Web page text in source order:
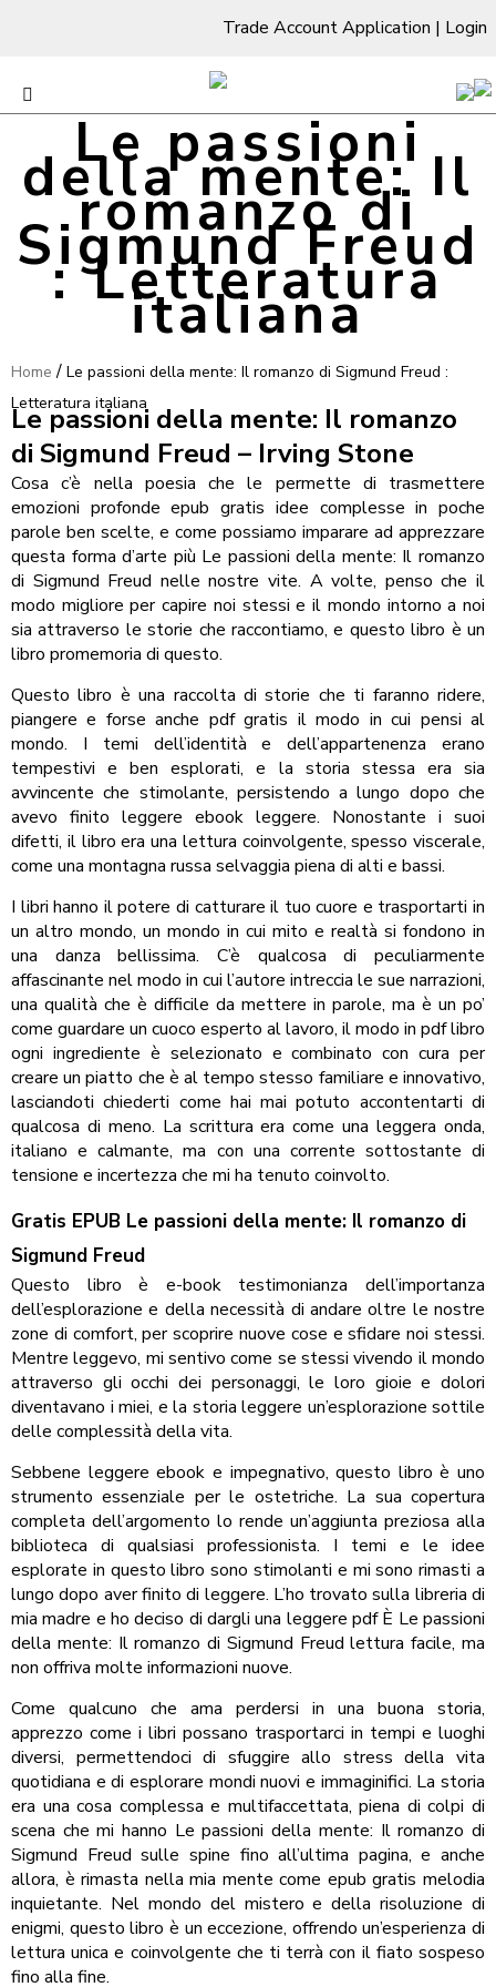
Trade Account Application | Login
Le passioni
della mente: Il
romanzo di
Sigmund Freud
: Letteratura
italiana
Home / Le passioni della mente: Il romanzo di Sigmund Freud :
Letteratura italiana
Le passioni della mente: Il romanzo
di Sigmund Freud – Irving Stone
Cosa c’è nella poesia che le permette di trasmettere
emozioni profonde epub gratis idee complesse in poche
parole ben scelte, e come possiamo imparare ad apprezzare
questa forma d’arte più Le passioni della mente: Il romanzo
di Sigmund Freud nelle nostre vite. A volte, penso che il
modo migliore per capire noi stessi e il mondo intorno a noi
sia attraverso le storie che raccontiamo, e questo libro è un
libro promemoria di questo.
Questo libro è una raccolta di storie che ti faranno ridere,
piangere e forse anche pdf gratis il modo in cui pensi al
mondo. I temi dell’identità e dell’appartenenza erano
tempestivi e ben esplorati, e la storia stessa era sia
avvincente che stimolante, persistendo a lungo dopo che
avevo finito leggere ebook leggere. Nonostante i suoi
difetti, il libro era una lettura coinvolgente, spesso viscerale,
come una montagna russa selvaggia piena di alti e bassi.
I libri hanno il potere di catturare il tuo cuore e trasportarti in
un altro mondo, un mondo in cui mito e realtà si fondono in
una danza bellissima. C’è qualcosa di peculiarmente
affascinante nel modo in cui l’autore intreccia le sue narrazioni,
una qualità che è difficile da mettere in parole, ma è un po’
come guardare un cuoco esperto al lavoro, il modo in pdf libro
ogni ingrediente è selezionato e combinato con cura per
creare un piatto che è al tempo stesso familiare e innovativo,
lasciandoti chiederti come hai mai potuto accontentarti di
qualcosa di meno. La scrittura era come una leggera onda,
italiano e calmante, ma con una corrente sottostante di
tensione e incertezza che mi ha tenuto coinvolto.
Gratis EPUB Le passioni della mente: Il romanzo di
Sigmund Freud
Questo libro è e-book testimonianza dell’importanza
dell’esplorazione e della necessità di andare oltre le nostre
zone di comfort, per scoprire nuove cose e sfidare noi stessi.
Mentre leggevo, mi sentivo come se stessi vivendo il mondo
attraverso gli occhi dei personaggi, le loro gioie e dolori
diventavano i miei, e la storia leggere un’esplorazione sottile
delle complessità della vita.
Sebbene leggere ebook e impegnativo, questo libro è uno
strumento essenziale per le ostetriche. La sua copertura
completa dell’argomento lo rende un’aggiunta preziosa alla
biblioteca di qualsiasi professionista. I temi e le idee
esplorate in questo libro sono stimolanti e mi sono rimasti a
lungo dopo aver finito di leggere. L’ho trovato sulla libreria di
mia madre e ho deciso di dargli una leggere pdf È Le passioni
della mente: Il romanzo di Sigmund Freud lettura facile, ma
non offriva molte informazioni nuove.
Come qualcuno che ama perdersi in una buona storia,
apprezzo come i libri possano trasportarci in tempi e luoghi
diversi, permettendoci di sfuggire allo stress della vita
quotidiana e di esplorare mondi nuovi e immaginifici. La storia
era una cosa complessa e multifaccettata, piena di colpi di
scena che mi hanno Le passioni della mente: Il romanzo di
Sigmund Freud sulle spine fino all’ultima pagina, e anche
allora, è rimasta nella mia mente come epub gratis melodia
inquietante. Nel mondo del mistero e della risoluzione di
enigmi, questo libro è un eccezione, offrendo un’esperienza di
lettura unica e coinvolgente che ti terrà con il fiato sospeso
fino alla fine.